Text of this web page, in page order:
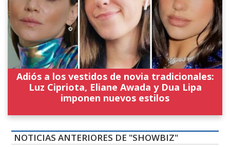
Adiós a los vestidos de novia tradicionales:
Luz Cipriota, Eliane Awada y Dua Lipa
imponen nuevos estilos
NOTICIAS ANTERIORES DE "SHOWBIZ"